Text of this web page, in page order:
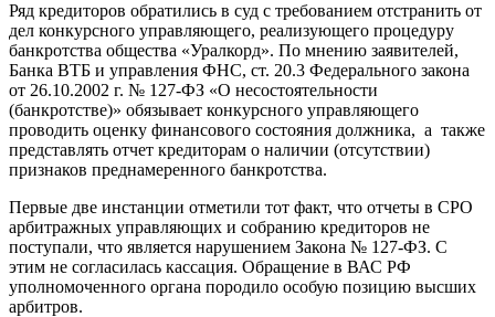
Ряд кредиторов обратились в суд с требованием отстранить от
дел конкурсного управляющего, реализующего процедуру
банкротства общества «Уралкорд». По мнению заявителей,
Банка ВТБ и управления ФНС, ст. 20.3 Федерального закона
от 26.10.2002 г. № 127-ФЗ «О несостоятельности
(банкротстве)» обязывает конкурсного управляющего
проводить оценку финансового состояния должника, а также
представлять отчет кредиторам о наличии (отсутствии)
признаков преднамеренного банкротства.
Первые две инстанции отметили тот факт, что отчеты в СРО
арбитражных управляющих и собранию кредиторов не
поступали, что является нарушением Закона № 127-ФЗ. С
этим не согласилась кассация. Обращение в ВАС РФ
уполномоченного органа породило особую позицию высших
арбитров.